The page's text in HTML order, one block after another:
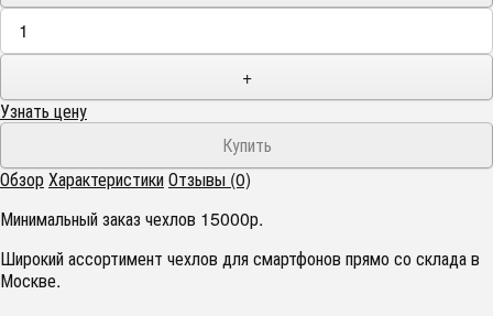
+
Узнать цену
ОбзорХарактеристикиОтзывы (0)
Минимальный заказ чехлов 15000р.
Широкий ассортимент чехлов для смартфонов прямо со склада в
Москве.